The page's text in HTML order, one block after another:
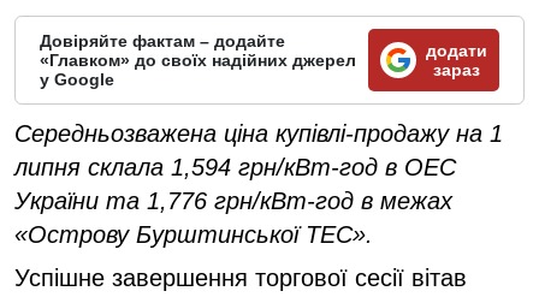
Довіряйте фактам – додайте
«Главком» до своїх надійних джерел
у Google
додати
зараз
Середньозважена ціна купівлі-продажу на 1
липня склала 1,594 грн/кВт-год в ОЕС
України та 1,776 грн/кВт-год в межах
«Острову Бурштинської ТЕС».
Успішне завершення торгової сесії вітав